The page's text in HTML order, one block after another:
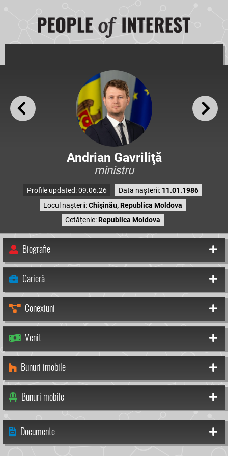
Andrian Gavriliţă
ministru
Profile updated: 09.06.26 Data nașterii: 11.01.1986
Locul nașterii:Chişinău, Republica Moldova
Cetățenie:Republica Moldova
Biografie
Carieră
Conexiuni
Venit
Bunuri imobile
Bunuri mobile
Documente